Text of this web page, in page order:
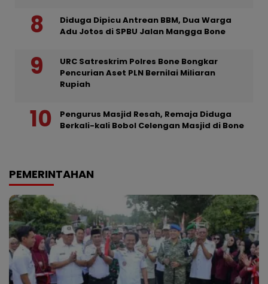
Diduga Dipicu Antrean BBM, Dua Warga
Adu Jotos di SPBU Jalan Mangga Bone
URC Satreskrim Polres Bone Bongkar
Pencurian Aset PLN Bernilai Miliaran
Rupiah
Pengurus Masjid Resah, Remaja Diduga
Berkali-kali Bobol Celengan Masjid di Bone
PEMERINTAHAN